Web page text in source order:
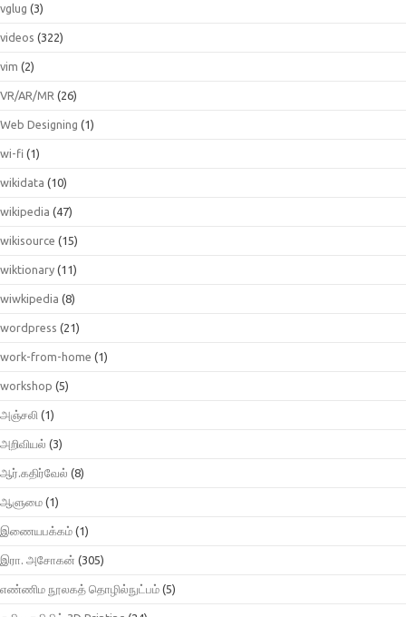
vglug (3)
videos (322)
vim (2)
VR/AR/MR (26)
Web Designing (1)
wi-fi (1)
wikidata (10)
wikipedia (47)
wikisource (15)
wiktionary (11)
wiwkipedia (8)
wordpress (21)
work-from-home (1)
workshop (5)
அஞ்சலி (1)
அறிவியல் (3)
ஆர்.கதிர்வேல் (8)
ஆளுமை (1)
இணையபக்கம் (1)
இரா. அசோகன் (305)
எண்ணிம நூலகத் தொழில்நுட்பம் (5)